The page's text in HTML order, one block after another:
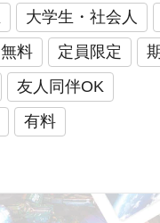
大学生・社会人
無料 定員限定
友人同伴OK
有料